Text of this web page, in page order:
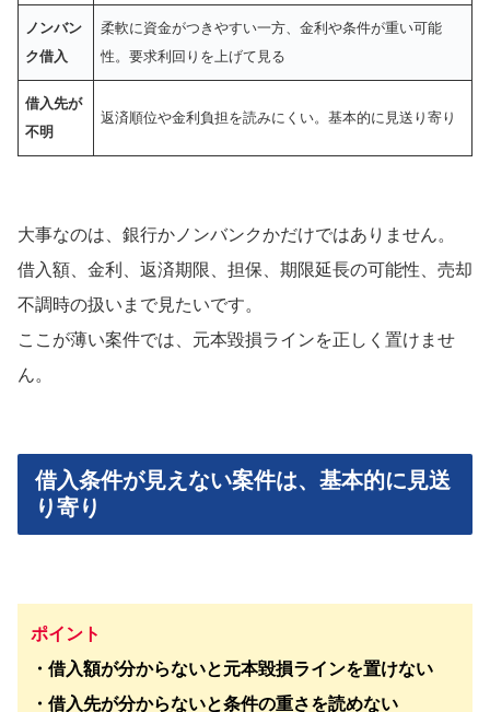
ノンバン
ク借入
柔軟に資金がつきやすい一方、金利や条件が重い可能
性。要求利回りを上げて見る
借入先が
不明
返済順位や金利負担を読みにくい。基本的に見送り寄り
大事なのは、銀行かノンバンクかだけではありません。
借入額、金利、返済期限、担保、期限延長の可能性、売却
不調時の扱いまで見たいです。
ここが薄い案件では、元本毀損ラインを正しく置けませ
ん。
借入条件が見えない案件は、基本的に見送
り寄り
ポイント
・借入額が分からないと元本毀損ラインを置けない
・借入先が分からないと条件の重さを読めない